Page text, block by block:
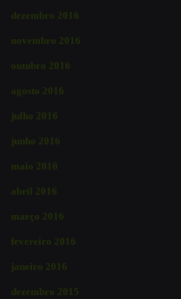
dezembro 2016
novembro 2016
outubro 2016
agosto 2016
julho 2016
junho 2016
maio 2016
abril 2016
março 2016
fevereiro 2016
janeiro 2016
dezembro 2015